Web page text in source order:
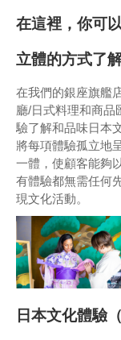
在這裡，你可
立體的方式了
在我們的銀座旗艦
廳/日式料理和商品
驗了解和品味日本
將每項體驗孤立地
一體，使顧客能夠
有體驗都無需任何
現文化活動。
日本文化體驗